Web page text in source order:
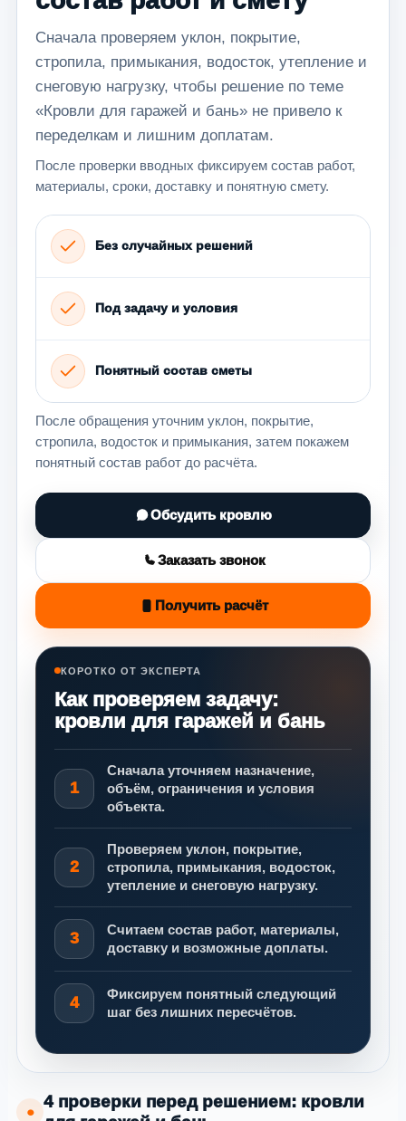
Сначала проверяем уклон, покрытие,
стропила, примыкания, водосток, утепление и
снеговую нагрузку, чтобы решение по теме
«Кровли для гаражей и бань» не привело к
переделкам и лишним доплатам.
После проверки вводных фиксируем состав работ,
материалы, сроки, доставку и понятную смету.
Без случайных решений
Под задачу и условия
Понятный состав сметы
После обращения уточним уклон, покрытие,
стропила, водосток и примыкания, затем покажем
понятный состав работ до расчёта.
Обсудить кровлю
Заказать звонок
Получить расчёт
КОРОТКО ОТ ЭКСПЕРТА
Как проверяем задачу:
кровли для гаражей и бань
1
Сначала уточняем назначение,
объём, ограничения и условия
объекта.
2
Проверяем уклон, покрытие,
стропила, примыкания, водосток,
утепление и снеговую нагрузку.
3
Считаем состав работ, материалы,
доставку и возможные доплаты.
4
Фиксируем понятный следующий
шаг без лишних пересчётов.
●
4 проверки перед решением: кровли